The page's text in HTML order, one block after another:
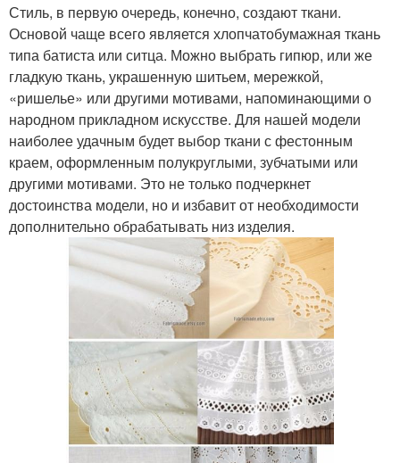
Стиль, в первую очередь, конечно, создают ткани.
Основой чаще всего является хлопчатобумажная ткань
типа батиста или ситца. Можно выбрать гипюр, или же
гладкую ткань, украшенную шитьем, мережкой,
«ришелье» или другими мотивами, напоминающими о
народном прикладном искусстве. Для нашей модели
наиболее удачным будет выбор ткани с фестонным
краем, оформленным полукруглыми, зубчатыми или
другими мотивами. Это не только подчеркнет
достоинства модели, но и избавит от необходимости
дополнительно обрабатывать низ изделия.